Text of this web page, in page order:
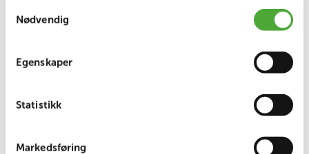
Nødvendig
Egenskaper
Statistikk
Markedsføring
sykehjem. Her tilbys flotte nye lokaler som egner
seg til mange forskjellige aktiviteter for nærmiljø og
samlingspunkt og er åpent for alle.
fordelt på 4 etasjer. Kafe og dagaktivitetssenter
generasjonsgaten som går mellom byggene.